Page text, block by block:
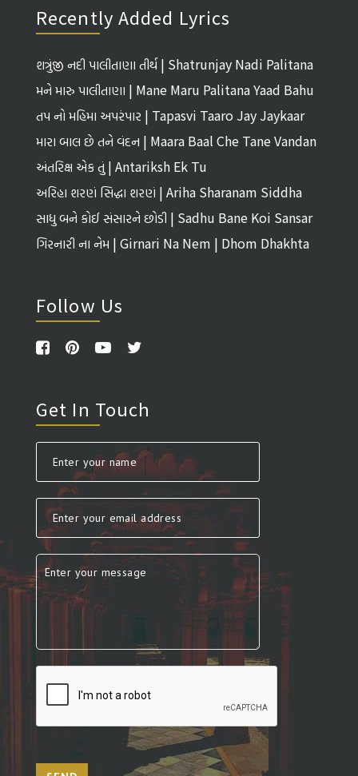
Recently Added Lyrics
શત્રુંજી નદી પાલીતાણા તીર્થ | Shatrunjay Nadi Palitana
Tirth
મને મારુ પાલીતાણા | Mane Maru Palitana Yaad Bahu
તપ નો મહિમા અપરંપાર | Tapasvi Taaro Jay Jaykaar
મારા બાલ છે તને વંદન | Maara Baal Che Tane Vandan
અંતરિક્ષ એક તું | Antariksh Ek Tu
અરિહા શરણં સિદ્ધા શરણં | Ariha Sharanam Siddha
Sharanam
સાધુ બને કોઈ સંસારને છોડી | Sadhu Bane Koi Sansar
Ne Chhodi
ગિરનારી ના નેમ | Girnari Na Nem | Dhom Dhakhta
Follow Us
Get In Touch